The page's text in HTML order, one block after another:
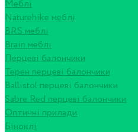
Меблі
Naturehike меблі
BRS меблі
Brain меблі
Перцеві балончики
Терен перцеві балончики
Ballistol перцеві балончики
Sabre Red перцеві балончики
Оптичні прилади
Біноклі